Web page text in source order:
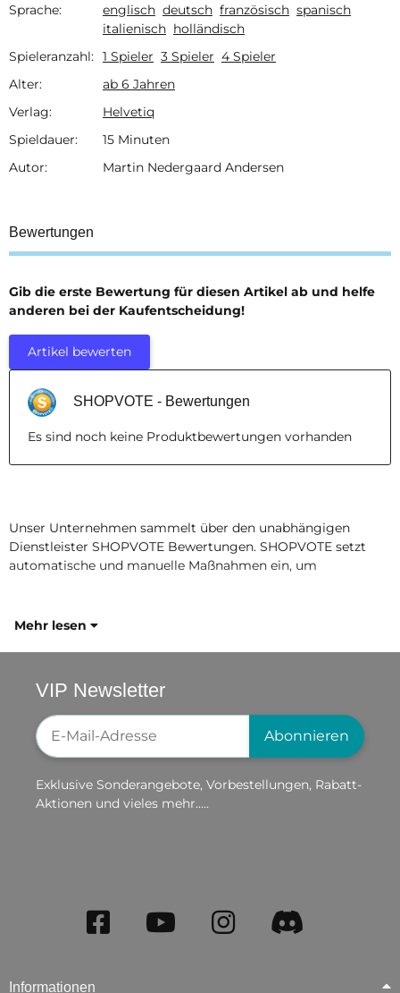
Produkteigenschaft
Wert
Sprache: englisch deutsch französisch spanisch
italienisch holländisch
Spieleranzahl: 1 Spieler 3 Spieler 4 Spieler
Alter:
ab 6 Jahren
Verlag:
Helvetiq
Spieldauer:
15 Minuten
Autor:
Martin Nedergaard Andersen
Bewertungen
Gib die erste Bewertung für diesen Artikel ab und helfe
anderen bei der Kaufentscheidung!
Artikel bewerten
SHOPVOTE - Bewertungen
Es sind noch keine Produktbewertungen vorhanden
Unser Unternehmen sammelt über den unabhängigen
Dienstleister SHOPVOTE Bewertungen. SHOPVOTE setzt
automatische und manuelle Maßnahmen ein, um
Mehr lesen
VIP Newsletter
Newsletter-Registrierung
Abonnieren
Exklusive Sonderangebote, Vorbestellungen, Rabatt-
Aktionen und vieles mehr.....
Informationen